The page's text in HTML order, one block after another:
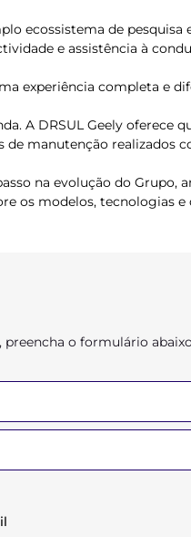
ecossistema de
e assistência à
experiência completa e
A DRSUL Geely oferece
manutenção realizados
na evolução do
os modelos, tecnologias
o formulário